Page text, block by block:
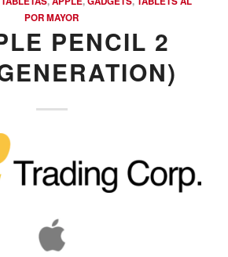
POR MAYOR
PENCIL 2